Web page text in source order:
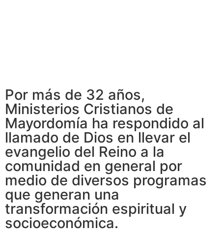
Por más de 32 años,
Ministerios Cristianos de
Mayordomía ha respondido al
llamado de Dios en llevar el
evangelio del Reino a la
comunidad en general por
medio de diversos programas
que generan una
transformación espiritual y
socioeconómica.